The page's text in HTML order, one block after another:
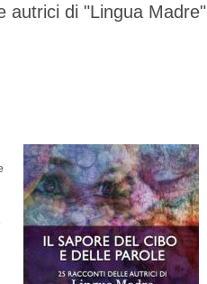
autrici di "Lingua Madre"